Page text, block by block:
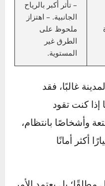
❌العيوب
– استهلاك وقود
أعلى بسبب
أكبر في المناورة
أثناء الركن. –
فرملة أبطأ
ومسافة توقف
أطول.